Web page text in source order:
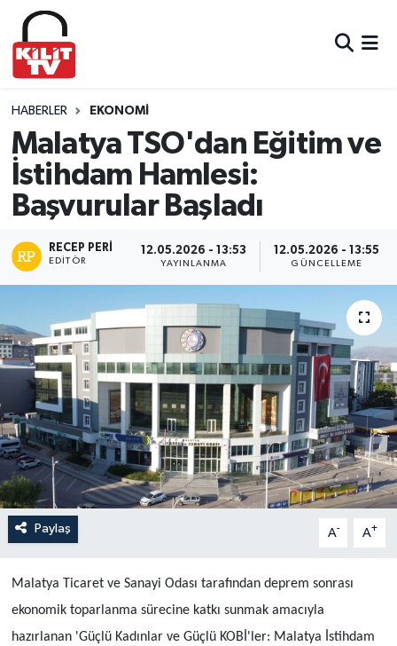
HABERLER EKONOMI
Malatya TSO'dan Eğitim ve
İstihdam Hamlesi:
Başvurular Başladı
RECEP PERI
EDITÖR
12.05.2026 - 13:53
YAYINLANMA
12.05.2026 - 13:55
GÜNCELLEME
Paylaş A- A+
Malatya Ticaret ve Sanayi Odası tarafından deprem sonrası
ekonomik toparlanma sürecine katkı sunmak amacıyla
hazırlanan 'Güçlü Kadınlar ve Güçlü KOBİ'ler: Malatya İstihdam
Hava Durumu
Trafik Durumu
Süper Lig Puan Durumu ve Fikstür
Tüm Manşetler
Son Dakika Haberleri